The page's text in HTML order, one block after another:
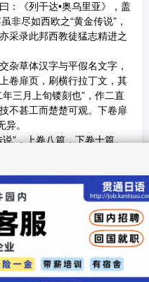
《列干达•奥乌里亚》，盖
非尽如西欧之“黄金传说”，
采录此邦西教徒猛志精进之
草体汉字与平假名文字，
卷扉页，刷横行拉丁文，其
三月上旬镂刻也”，作二直
不甚工而楚楚可观。下卷扉
。
”，上卷八篇，下卷十篇。
据下卷第二篇，疑为长崎
《长崎港草》等书，未能证
无从确定之。
之必要已稍加文字之润
损毁，则幸甚矣。
八月作
译